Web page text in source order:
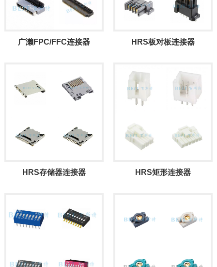
广濑FPC/FFC连接器 HRS板对板连接器
HRS存储器连接器 HRS矩形连接器